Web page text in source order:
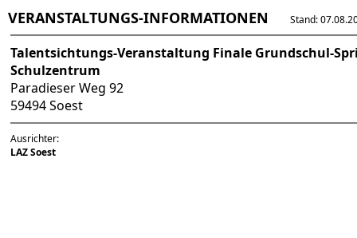
VERANSTALTUNGS-INFORMATIONEN Stand:
Talentsichtungs-Veranstaltung Finale Grundschul-
Schulzentrum
Paradieser Weg 92
59494 Soest
Ausrichter:
LAZ Soest